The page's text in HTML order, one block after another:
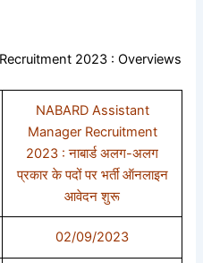
2023 : Overviews
NABARD Assistant
Manager Recruitment
2023 : नाबार्ड अलग-अलग
प्रकार के पदों पर भर्ती ऑनलाइन
आवेदन शुरू
02/09/2023